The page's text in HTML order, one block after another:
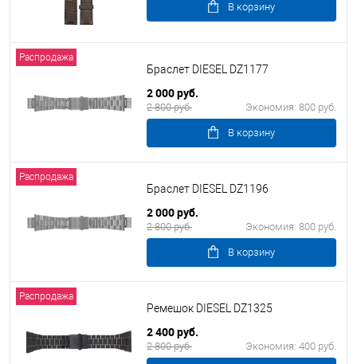
В корзину
Распродажа
Браслет DIESEL DZ1177
2 000 руб.
2 800 руб. Экономия: 800 руб.
В корзину
Распродажа
Браслет DIESEL DZ1196
2 000 руб.
2 800 руб. Экономия: 800 руб.
В корзину
Распродажа
Ремешок DIESEL DZ1325
2 400 руб.
2 800 руб. Экономия: 400 руб.